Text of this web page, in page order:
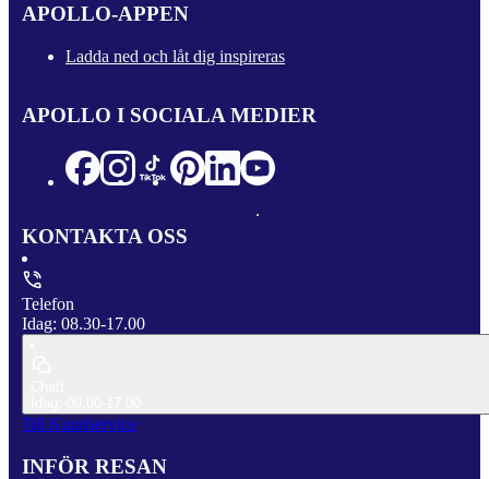
APOLLO-APPEN
Ladda ned och låt dig inspireras
APOLLO I SOCIALA MEDIER
KONTAKTA OSS
Telefon
Idag: 08.30-17.00
Till Kundservice
INFÖR RESAN